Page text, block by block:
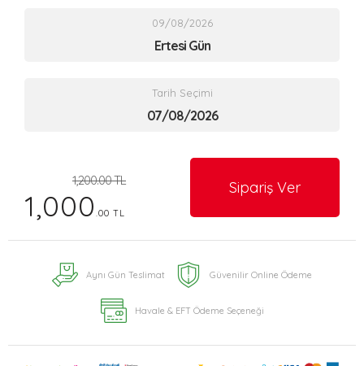
09/08/2026
Ertesi Gün
Tarih Seçimi
1,200.00 TL
1,000 .00 TL
Sipariş Ver
Aynı Gün Teslimat Güvenilir Online Ödeme
Havale & EFT Ödeme Seçeneği